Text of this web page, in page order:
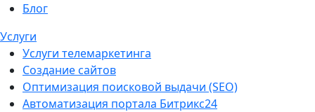
Блог
Услуги
Услуги телемаркетинга
Создание сайтов
Оптимизация поисковой выдачи (SEO)
Автоматизация портала Битрикс24